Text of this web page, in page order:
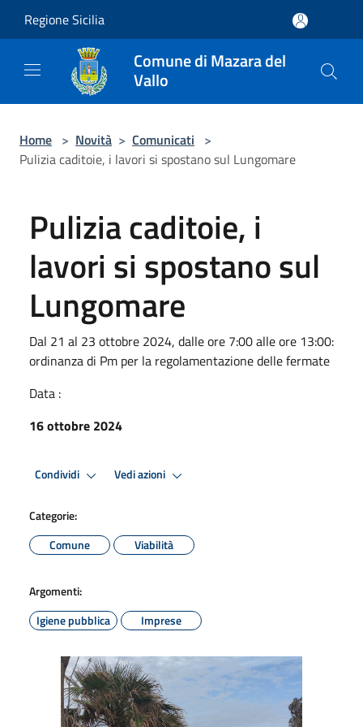
Regione Sicilia
Comune di Mazara del
Vallo
Home > Novità > Comunicati >
Pulizia caditoie, i lavori si spostano sul Lungomare
Pulizia caditoie, i
lavori si spostano sul
Lungomare
Dal 21 al 23 ottobre 2024, dalle ore 7:00 alle ore 13:00:
ordinanza di Pm per la regolamentazione delle fermate
Data :
16 ottobre 2024
Condividi Vedi azioni
Categorie:
Comune
Viabilità
Argomenti:
Igiene pubblica
Imprese